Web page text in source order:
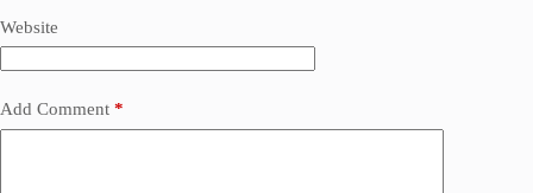
Website
Add Comment *